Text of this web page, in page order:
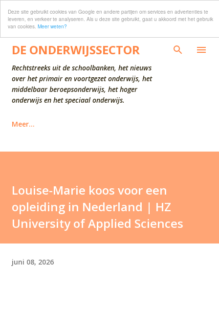
Deze site gebruikt cookies van Google en andere partijen om services en advertenties te
leveren, en verkeer te analyseren. Als u deze site gebruikt, gaat u akkoord met het gebruik
van cookies. Meer weten?
Doorgaan naar hoofdcontent
DE ONDERWIJSSECTOR
Rechtstreeks uit de schoolbanken, het nieuws
over het primair en voortgezet onderwijs, het
middelbaar beroepsonderwijs, het hoger
onderwijs en het speciaal onderwijs.
Meer…
Louise-Marie koos voor een
opleiding in Nederland | HZ
University of Applied Sciences
juni 08, 2026